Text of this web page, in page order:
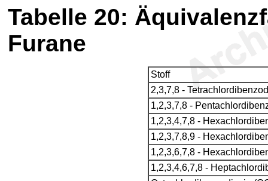
Tabelle 20:
Furane
Stoff
2,3,7,8 -
1,2,3,7,8 -
1,2,3,4,7,8 -
1,2,3,7,8,9 -
1,2,3,6,7,8 -
1,2,3,4,6,7,8 -